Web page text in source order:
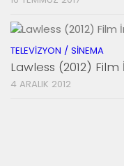
TELEVIZYON / SINEMA
Lawless (2012)
4 ARALIK 2012